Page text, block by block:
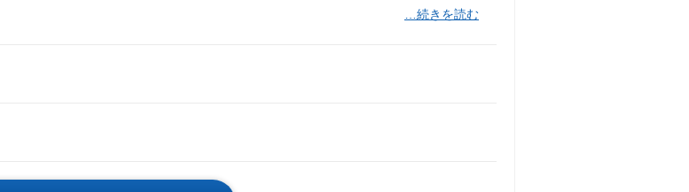
…続きを読む